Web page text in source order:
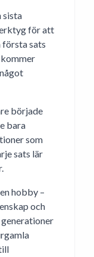
sista
för att
sats
började
bara
som
sats lär
hobby –
och